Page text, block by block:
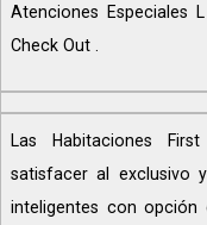
Atenciones Especiales
Check Out .
Las Habitaciones
satisfacer al exclusivo
inteligentes con opción